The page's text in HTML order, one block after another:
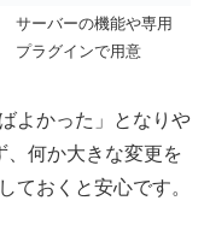
サーバーの機能や専用
プラグインで用意
よかった」となりや
、何か大きな変更を
ておくと安心です。